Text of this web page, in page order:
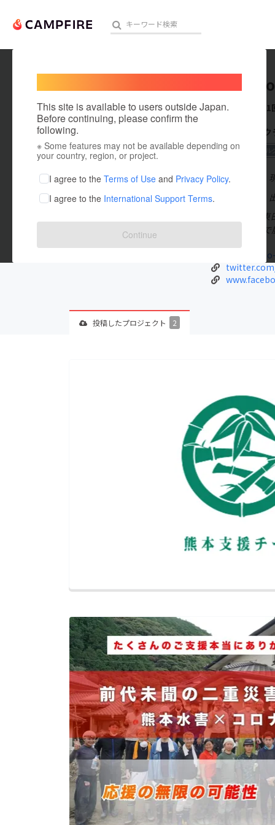
人気のプロジェクト 注目の
アート・写真
テクノロジー・ガジェット
映像・映画
ビジネス・起業
まちづくり・地域活性化
This site is available to users outside Japan.
Before continuing, please confirm the
following.
※ Some features may not be available depending on
your country, region, or project.
I agree to the Terms of Use and Privacy Policy.
I agree to the International Support Terms.
Continue
これまでに1
CAMPFIRE
2020 ソーシャル
在住国：日本
出身国：日本
2011年3月の
援活動を熊本
投稿したプロジェクト 2